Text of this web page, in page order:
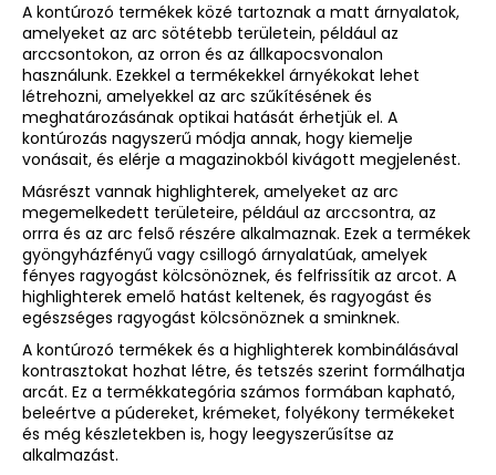
s
t
a
i
r
á
n
y
í
t
á
s
e
e
m
e
i
A kontúrozó termékek közé tartoznak a matt árnyalatok,
amelyeket az arc sötétebb területein, például az
arccsontokon, az orron és az állkapocsvonalon
használunk. Ezekkel a termékekkel árnyékokat lehet
létrehozni, amelyekkel az arc szűkítésének és
meghatározásának optikai hatását érhetjük el. A
kontúrozás nagyszerű módja annak, hogy kiemelje
vonásait, és elérje a magazinokból kivágott megjelenést.
Másrészt vannak highlighterek, amelyeket az arc
megemelkedett területeire, például az arccsontra, az
orrra és az arc felső részére alkalmaznak. Ezek a termékek
gyöngyházfényű vagy csillogó árnyalatúak, amelyek
fényes ragyogást kölcsönöznek, és felfrissítik az arcot. A
highlighterek emelő hatást keltenek, és ragyogást és
egészséges ragyogást kölcsönöznek a sminknek.
A kontúrozó termékek és a highlighterek kombinálásával
kontrasztokat hozhat létre, és tetszés szerint formálhatja
arcát. Ez a termékkategória számos formában kapható,
beleértve a púdereket, krémeket, folyékony termékeket
és még készletekben is, hogy leegyszerűsítse az
alkalmazást.